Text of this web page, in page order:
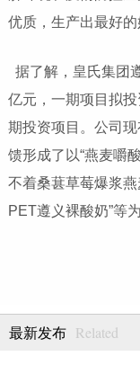
优质，生产出最好的
据了解，皇氏集团
亿元，一期项目拟
期投资项目。公司
馈形成了以“燕麦嚼
不着桑葚草莓爆浆
PET遵义裸酸奶”等
最新发布 Related